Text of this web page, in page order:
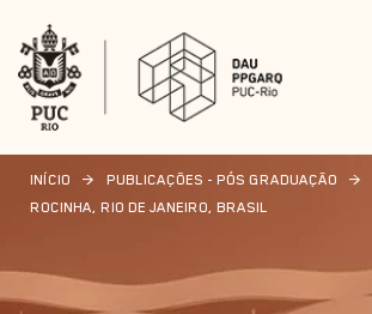
INÍCIO > PUBLICAÇÕES - PÓS GRADUAÇÃO >
ROCINHA, RIO DE JANEIRO, BRASIL